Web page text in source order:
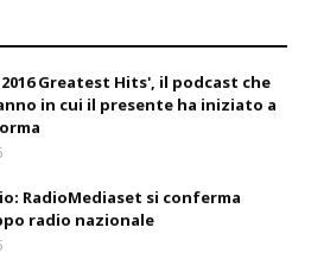
Greatest Hits', il podcast che
in cui il presente ha iniziato a
RadioMediaset si conferma
radio nazionale